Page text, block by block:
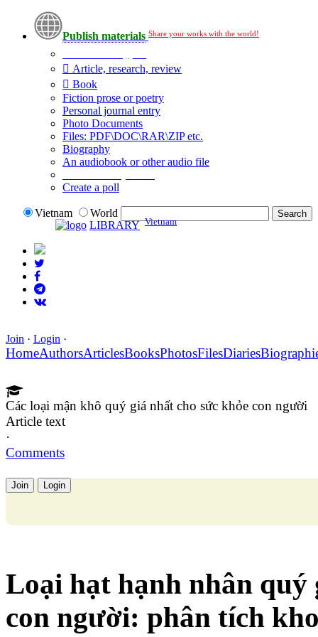
Publish materials Share your works with the world!
Article, research, review
Book
Fiction prose or poetry
Personal journal entry
Photo Documents
Files: PDF\DOC\RAR\ZIP etc.
Biography
An audiobook or other audio file
Create a poll
Vietnam
World
LIBRARY Vietnam
Join · Login ·
HomeAuthorsArticlesBooksPhotosFilesDiaries
Các loại mận khô quý giá nhất cho sức khỏe con người
Article text
·
Comments
Join Login
Loại hạt hạnh nhân quý
con người: phân tích